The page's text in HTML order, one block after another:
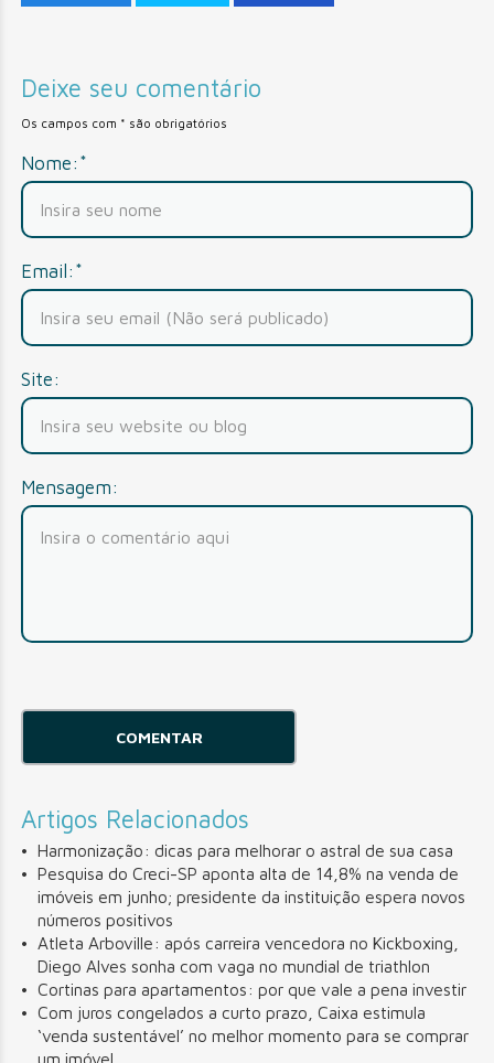
Deixe seu comentário
Os campos com * são obrigatórios
Nome:*
Email:*
Site:
Mensagem:
Artigos Relacionados
Harmonização: dicas para melhorar o astral de sua casa
Pesquisa do Creci-SP aponta alta de 14,8% na venda de
imóveis em junho; presidente da instituição espera novos
números positivos
Atleta Arboville: após carreira vencedora no Kickboxing,
Diego Alves sonha com vaga no mundial de triathlon
Cortinas para apartamentos: por que vale a pena investir
Com juros congelados a curto prazo, Caixa estimula
‘venda sustentável’ no melhor momento para se comprar
um imóvel